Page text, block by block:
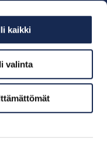
kaikki
valinta